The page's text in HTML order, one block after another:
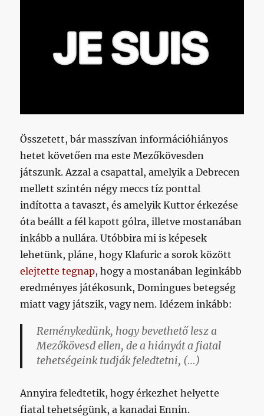
Összetett, bár masszívan információhiányos
hetet követően ma este Mezőkövesden
játszunk. Azzal a csapattal, amelyik a Debrecen
mellett szintén négy meccs tíz ponttal
indította a tavaszt, és amelyik Kuttor érkezése
óta beállt a fél kapott gólra, illetve mostanában
inkább a nullára. Utóbbira mi is képesek
lehetünk, pláne, hogy Klafuric a sorok között
elejtette tegnap, hogy a mostanában leginkább
eredményes játékosunk, Domingues betegség
miatt vagy játszik, vagy nem. Idézem inkább:
Reménykedünk, hogy bevethető lesz a
Mezőkövesd ellen, de a hiányát a fiatal
tehetségeink tudják feledtetni, (…)
Annyira feledtetik, hogy érkezhet helyette
fiatal tehetségünk, a kanadai Ennin.